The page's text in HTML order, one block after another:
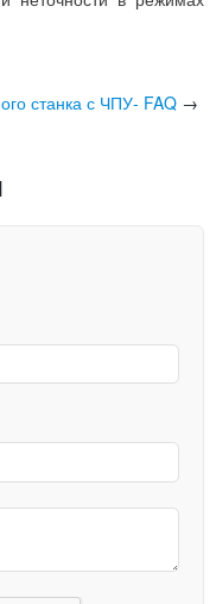
станка с ЧПУ- FAQ→